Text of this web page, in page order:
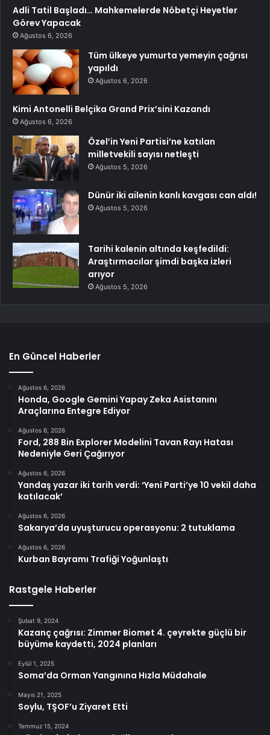
Adli Tatil Başladı… Mahkemelerde Nöbetçi Heyetler
Görev Yapacak
Ağustos 6, 2026
Tüm ülkeye yumurta yemeyin çağrısı
yapıldı
Ağustos 6, 2026
Kimi Antonelli Belçika Grand Prix’sini Kazandı
Ağustos 6, 2026
Özel’in Yeni Partisi’ne katılan
milletvekili sayısı netleşti
Ağustos 5, 2026
Dünür iki ailenin kanlı kavgası can aldı!
Ağustos 5, 2026
Tarihi kalenin altında keşfedildi:
Araştırmacılar şimdi başka izleri
arıyor
Ağustos 5, 2026
En Güncel Haberler
Ağustos 6, 2026
Honda, Google Gemini Yapay Zeka Asistanını
Araçlarına Entegre Ediyor
Ağustos 6, 2026
Ford, 288 Bin Explorer Modelini Tavan Rayı Hatası
Nedeniyle Geri Çağırıyor
Ağustos 6, 2026
Yandaş yazar iki tarih verdi: ‘Yeni Parti’ye 10 vekil daha
katılacak’
Ağustos 6, 2026
Sakarya’da uyuşturucu operasyonu: 2 tutuklama
Ağustos 6, 2026
Kurban Bayramı Trafiği Yoğunlaştı
Rastgele Haberler
Şubat 9, 2024
Kazanç çağrısı: Zimmer Biomet 4. çeyrekte güçlü bir
büyüme kaydetti, 2024 planları
Eylül 1, 2025
Soma’da Orman Yangınına Hızla Müdahale
Mayıs 21, 2025
Soylu, TŞOF’u Ziyaret Etti
Temmuz 15, 2024